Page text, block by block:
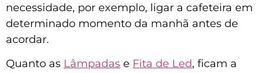
necessidade, por exemplo, ligar a cafeteira em
determinado momento da manhã antes de
acordar.
Quanto as Lâmpadas e Fita de Led, ficam a